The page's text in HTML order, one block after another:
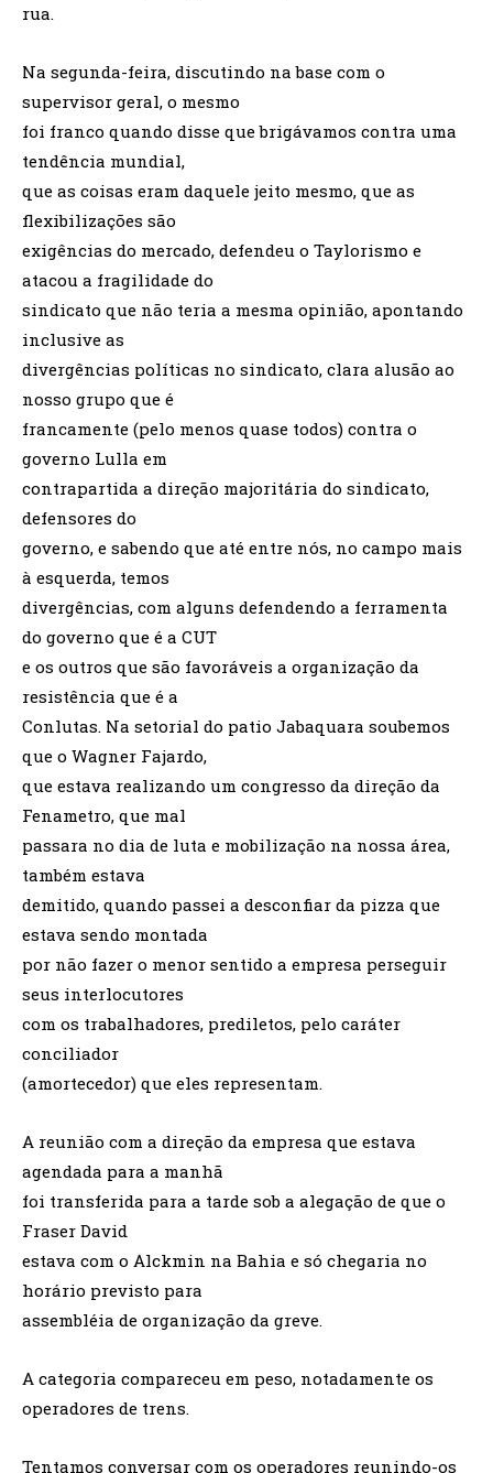
rua.
Na segunda-feira, discutindo na base com o
supervisor geral, o mesmo
foi franco quando disse que brigávamos contra uma
tendência mundial,
que as coisas eram daquele jeito mesmo, que as
flexibilizações são
exigências do mercado, defendeu o Taylorismo e
atacou a fragilidade do
sindicato que não teria a mesma opinião, apontando
inclusive as
divergências políticas no sindicato, clara alusão ao
nosso grupo que é
francamente (pelo menos quase todos) contra o
governo Lulla em
contrapartida a direção majoritária do sindicato,
defensores do
governo, e sabendo que até entre nós, no campo mais
à esquerda, temos
divergências, com alguns defendendo a ferramenta
do governo que é a CUT
e os outros que são favoráveis a organização da
resistência que é a
Conlutas. Na setorial do patio Jabaquara soubemos
que o Wagner Fajardo,
que estava realizando um congresso da direção da
Fenametro, que mal
passara no dia de luta e mobilização na nossa área,
também estava
demitido, quando passei a desconfiar da pizza que
estava sendo montada
por não fazer o menor sentido a empresa perseguir
seus interlocutores
com os trabalhadores, prediletos, pelo caráter
conciliador
(amortecedor) que eles representam.
A reunião com a direção da empresa que estava
agendada para a manhã
foi transferida para a tarde sob a alegação de que o
Fraser David
estava com o Alckmin na Bahia e só chegaria no
horário previsto para
assembléia de organização da greve.
A categoria compareceu em peso, notadamente os
operadores de trens.
Tentamos conversar com os operadores reunindo-os